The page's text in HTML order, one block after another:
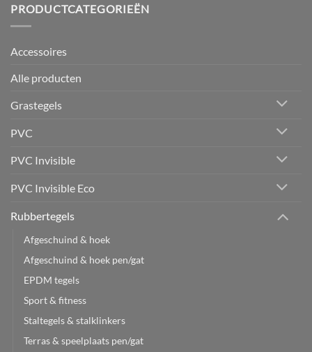
PRODUCTCATEGORIEËN
Accessoires
Alle producten
Grastegels
PVC
PVC Invisible
PVC Invisible Eco
Rubbertegels
Afgeschuind & hoek
Afgeschuind & hoek pen/gat
EPDM tegels
Sport & fitness
Staltegels & stalklinkers
Terras & speelplaats pen/gat